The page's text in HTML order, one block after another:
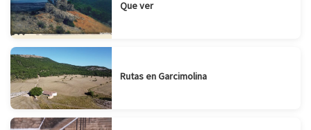
Que ver
Rutas en Garcimolina